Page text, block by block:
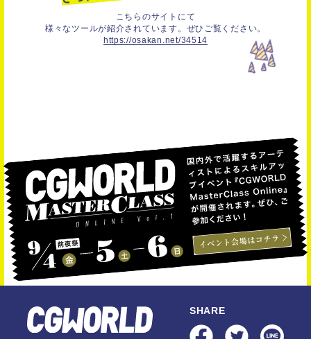
こちらのサイトにて
様々なツールが紹介されています。ぜひご覧ください。
https://osakan.net/34514
SHARE